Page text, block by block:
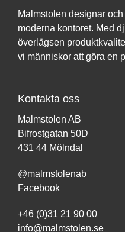
Malmstolen designar
moderna kontoret. Med
överlägsen
vi människor att göra en
Kontakta oss
Malmstolen AB
Bifrostgatan 50D
431 44 Mölndal
@malmstolenab
Facebook
+46 (0)31 21 90 00
info@malmstolen.se